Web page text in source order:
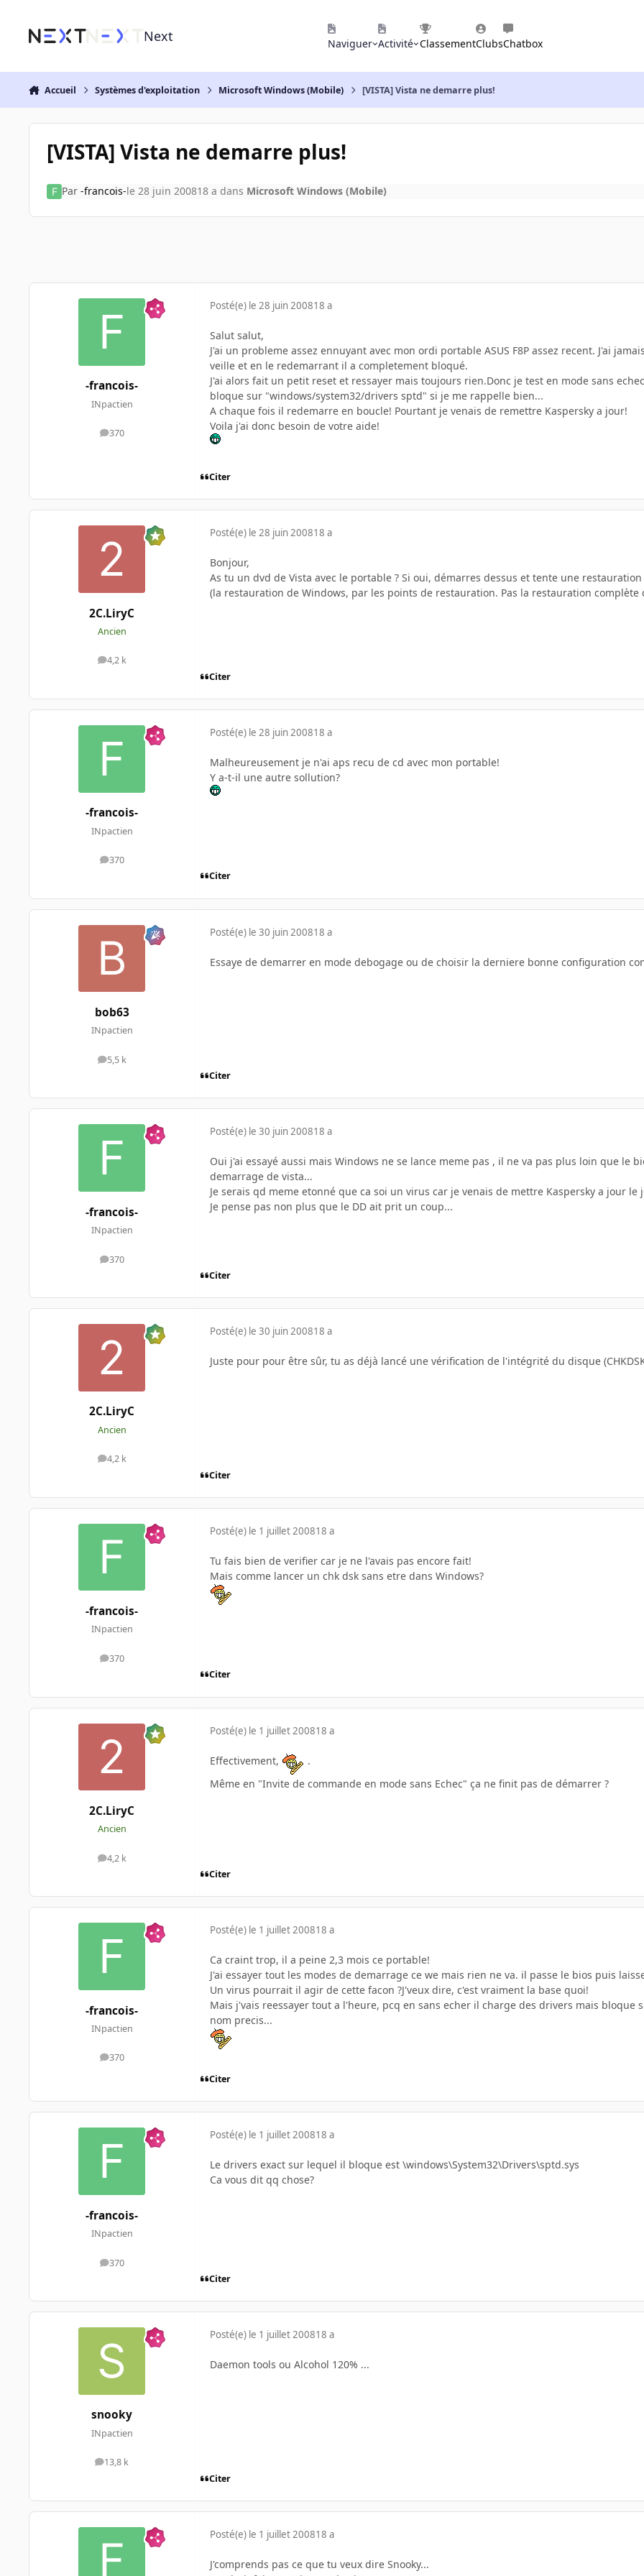
Next Naviguer Activité ClassementClubsChatbox
Accueil Systèmes d'exploitation Microsoft Windows (Mobile) [VISTA] Vista ne demarre plus!
[VISTA] Vista ne demarre plus!
Par -francois-le 28 juin 200818 a dans Microsoft Windows (Mobile)
-francois-
INpactien
370
messages
Posté(e) le 28 juin 200818 a
Salut salut,
J'ai un probleme assez ennuyant avec mon ordi portable ASUS F8P assez recent. J'ai
veille et en le redemarrant il a completement bloqué.
J'ai alors fait un petit reset et ressayer mais toujours rien.Donc je test en mode sans
bloque sur "windows/system32/drivers sptd" si je me rappelle bien...
A chaque fois il redemarre en boucle! Pourtant je venais de remettre Kaspersky a jour!
Voila j'ai donc besoin de votre aide!
Citer
2C.LiryC
Ancien
4,2 k
messages
Posté(e) le 28 juin 200818 a
Bonjour,
As tu un dvd de Vista avec le portable ? Si oui, démarres dessus et tente une restauration
(la restauration de Windows, par les points de restauration. Pas la restauration complète
Citer
-francois-
INpactien
370
messages
Posté(e) le 28 juin 200818 a
Malheureusement je n'ai aps recu de cd avec mon portable!
Y a-t-il une autre sollution?
Citer
bob63
INpactien
5,5 k
messages
Posté(e) le 30 juin 200818 a
Essaye de demarrer en mode debogage ou de choisir la derniere bonne configuration
Citer
-francois-
INpactien
370
messages
Posté(e) le 30 juin 200818 a
Oui j'ai essayé aussi mais Windows ne se lance meme pas , il ne va pas plus loin que le
demarrage de vista...
Je serais qd meme etonné que ca soi un virus car je venais de mettre Kaspersky a jour
Je pense pas non plus que le DD ait prit un coup...
Citer
2C.LiryC
Ancien
4,2 k
messages
Posté(e) le 30 juin 200818 a
Juste pour pour être sûr, tu as déjà lancé une vérification de l'intégrité du disque
Citer
-francois-
INpactien
370
messages
Posté(e) le 1 juillet 200818 a
Tu fais bien de verifier car je ne l'avais pas encore fait!
Mais comme lancer un chk dsk sans etre dans Windows?
Citer
2C.LiryC
Ancien
4,2 k
messages
Posté(e) le 1 juillet 200818 a
Effectivement,
.
Même en "Invite de commande en mode sans Echec" ça ne finit pas de démarrer ?
Citer
-francois-
INpactien
370
messages
Posté(e) le 1 juillet 200818 a
Ca craint trop, il a peine 2,3 mois ce portable!
J'ai essayer tout les modes de demarrage ce we mais rien ne va. il passe le bios puis
Un virus pourrait il agir de cette facon ?J'veux dire, c'est vraiment la base quoi!
Mais j'vais reessayer tout a l'heure, pcq en sans echer il charge des drivers mais bloque
nom precis...
Citer
-francois-
INpactien
370
messages
Posté(e) le 1 juillet 200818 a
Le drivers exact sur lequel il bloque est \windows\System32\Drivers\sptd.sys
Ca vous dit qq chose?
Citer
snooky
INpactien
13,8 k
messages
Posté(e) le 1 juillet 200818 a
Daemon tools ou Alcohol 120% ...
Citer
Posté(e) le 1 juillet 200818 a
J'comprends pas ce que tu veux dire Snooky...